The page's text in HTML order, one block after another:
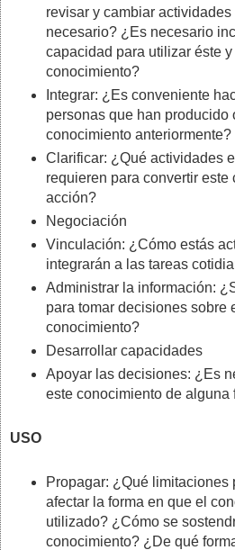
revisar y cambiar
necesario? ¿Es necesario
capacidad para utilizar éste
conocimiento?
Integrar: ¿Es conveniente
personas que han producido
conocimiento anteriormente?
Clarificar: ¿Qué actividades
requieren para convertir este
acción?
Negociación
Vinculación: ¿Cómo estás
integrarán a las tareas
Administrar la información:
para tomar decisiones sobre
conocimiento?
Desarrollar capacidades
Apoyar las decisiones: ¿Es
este conocimiento de alguna
USO
Propagar: ¿Qué limitaciones
afectar la forma en que el
utilizado? ¿Cómo se
conocimiento? ¿De qué